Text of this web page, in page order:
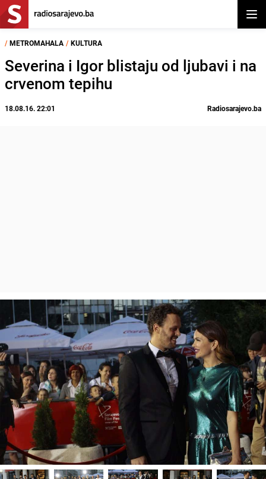
/ METROMAHALA / KULTURA
Severina i Igor blistaju od ljubavi i na
crvenom tepihu
18.08.16. 22:01 Radiosarajevo.ba